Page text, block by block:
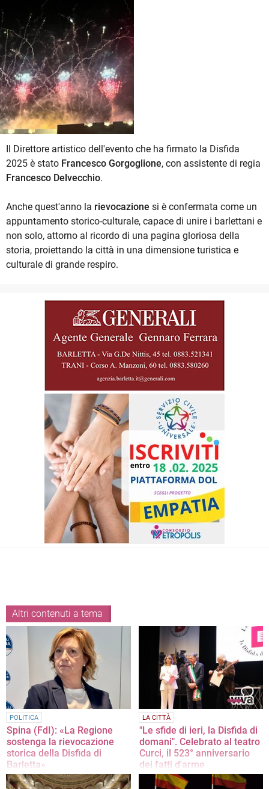
Il Direttore artistico dell'evento che ha firmato la Disfida
2025 è stato Francesco Gorgoglione, con assistente di regia
Francesco Delvecchio.
Anche quest'anno la rievocazione si è confermata come un
appuntamento storico-culturale, capace di unire i barlettani e
non solo, attorno al ricordo di una pagina gloriosa della
storia, proiettando la città in una dimensione turistica e
culturale di grande respiro.
Altri contenuti a tema
POLITICA
Spina (FdI): «La Regione
sostenga la rievocazione
storica della Disfida di
Barletta»
La nota della consigliera regionale
LA CITTÀ
"Le sfide di ieri, la Disfida di
domani". Celebrato al teatro
Curci, il 523° anniversario
dei fatti d'arme
Consegnati riconoscimenti ad